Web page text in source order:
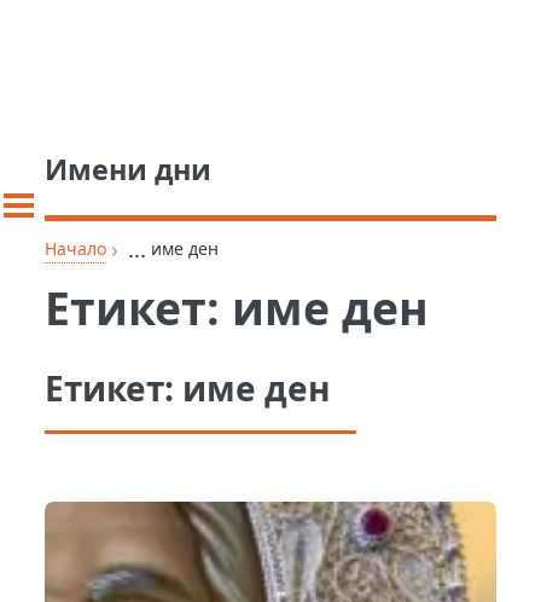
Имени дни
Начало › ... име ден
Етикет: име ден
Етикет: име ден